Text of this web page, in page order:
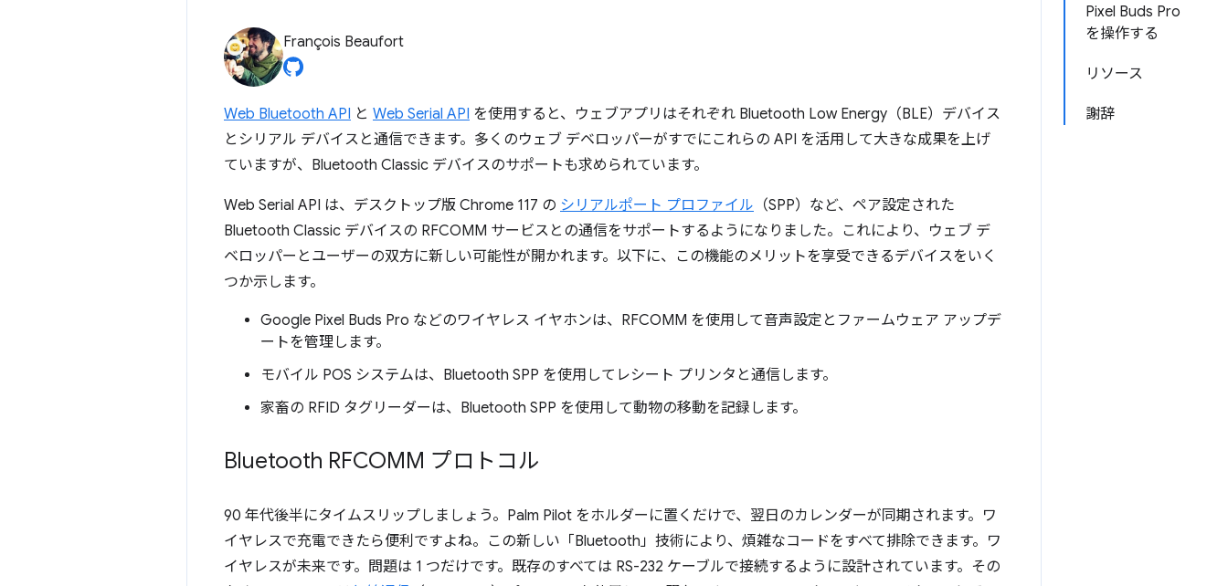
Pixel Buds Pro
を操作する
リソース
謝辞
François Beaufort
Web Bluetooth API と Web Serial API を使用すると、ウェブアプリはそれぞれ Bluetooth Low Energy（BLE）デバイス
とシリアル デバイスと通信できます。多くのウェブ デベロッパーがすでにこれらの API を活用して大きな成果を上げ
ていますが、Bluetooth Classic デバイスのサポートも求められています。
Web Serial API は、デスクトップ版 Chrome 117 の シリアルポート プロファイル （SPP）など、ペア設定された
Bluetooth Classic デバイスの RFCOMM サービスとの通信をサポートするようになりました。これにより、ウェブ デ
ベロッパーとユーザーの双方に新しい可能性が開かれます。以下に、この機能のメリットを享受できるデバイスをいく
つか示します。
Google Pixel Buds Pro などのワイヤレス イヤホンは、RFCOMM を使用して音声設定とファームウェア アップデ
ートを管理します。
モバイル POS システムは、Bluetooth SPP を使用してレシート プリンタと通信します。
家畜の RFID タグリーダーは、Bluetooth SPP を使用して動物の移動を記録します。
Bluetooth RFCOMM プロトコル
90 年代後半にタイムスリップしましょう。Palm Pilot をホルダーに置くだけで、翌日のカレンダーが同期されます。ワ
イヤレスで充電できたら便利ですよね。この新しい「Bluetooth」技術により、煩雑なコードをすべて排除できます。ワ
イヤレスが未来です。問題は 1 つだけです。既存のすべては RS-232 ケーブルで接続するように設計されています。その